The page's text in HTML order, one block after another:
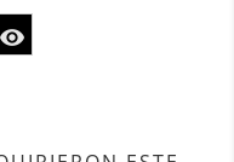
